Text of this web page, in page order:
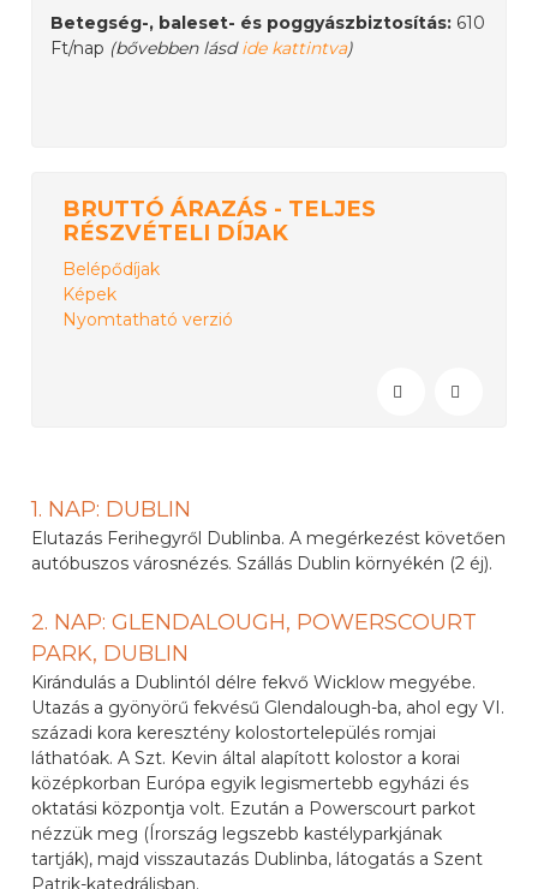
Betegség-, baleset- és poggyászbiztosítás: 610
Ft/nap (bővebben lásdide kattintva)
BRUTTÓ ÁRAZÁS - TELJES
RÉSZVÉTELI DÍJAK
Belépődíjak
Képek
Nyomtatható verzió
1. NAP: DUBLIN
Elutazás Ferihegyről Dublinba. A megérkezést követően
autóbuszos városnézés. Szállás Dublin környékén (2 éj).
2. NAP: GLENDALOUGH, POWERSCOURT
PARK, DUBLIN
Kirándulás a Dublintól délre fekvő Wicklow megyébe.
Utazás a gyönyörű fekvésű Glendalough-ba, ahol egy VI.
századi kora keresztény kolostortelepülés romjai
láthatóak. A Szt. Kevin által alapított kolostor a korai
középkorban Európa egyik legismertebb egyházi és
oktatási központja volt. Ezután a Powerscourt parkot
nézzük meg (Írország legszebb kastélyparkjának
tartják), majd visszautazás Dublinba, látogatás a Szent
Patrik-katedrálisban.